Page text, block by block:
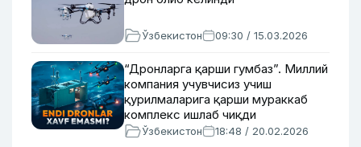
Ўзбекистон 09:30 / 15.03.2026
“Дронларга қарши гумбаз”. Миллий
компания учувчисиз учиш
қурилмаларига қарши мураккаб
комплекс ишлаб чиқди
Ўзбекистон 18:48 / 20.02.2026